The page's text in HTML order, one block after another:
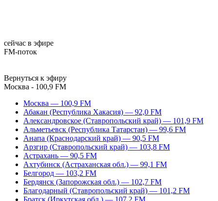
сейчас в эфире
FM-поток
Вернуться к эфиру
Москва - 100,9 FM
Москва — 100,9 FM
Абакан (Республика Хакасия) — 92,0 FM
Александровское (Ставропольский край) — 101,9 FM
Альметьевск (Республика Татарстан) — 99,6 FM
Анапа (Краснодарский край) — 90,5 FM
Арзгир (Ставропольский край) — 103,8 FM
Астрахань — 90,5 FM
Ахтубинск (Астраханская обл.) — 99,1 FM
Белгород — 103,2 FM
Бердянск (Запорожская обл.) — 102,7 FM
Благодарный (Ставропольский край) — 101,2 FM
Братск (Иркутская обл.) — 107,2 FM